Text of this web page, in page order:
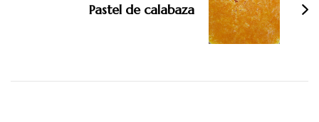
Pastel de calabaza